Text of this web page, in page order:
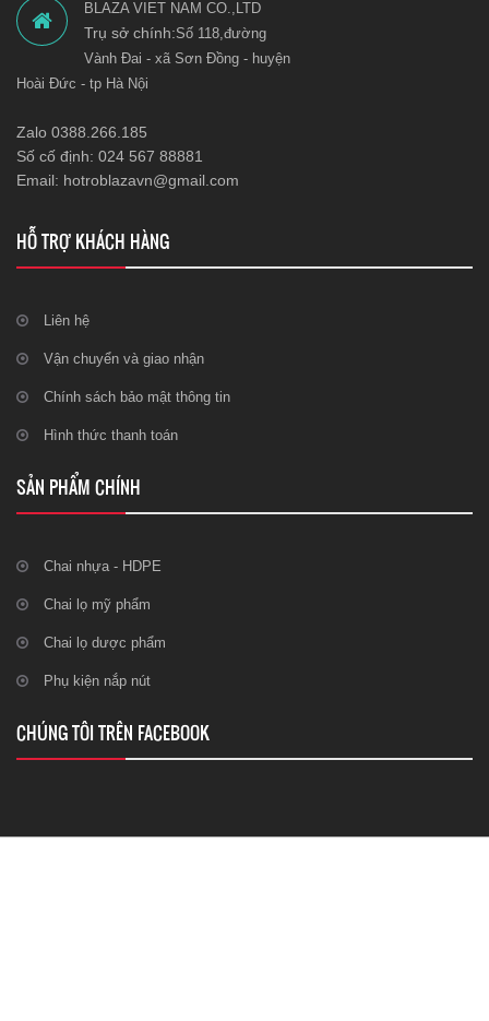
BLAZA VIET NAM CO.,LTD
Trụ sở chính:Số 118,đường
Vành Đai - xã Sơn Đồng - huyện
Hoài Đức - tp Hà Nội
Zalo 0388.266.185
Số cố định: 024 567 88881
Email: hotroblazavn@gmail.com
HỖ TRỢ KHÁCH HÀNG
Liên hệ
Vận chuyển và giao nhận
Chính sách bảo mật thông tin
Hình thức thanh toán
SẢN PHẨM CHÍNH
Chai nhựa - HDPE
Chai lọ mỹ phẩm
Chai lọ dược phẩm
Phụ kiện nắp nút
CHÚNG TÔI TRÊN FACEBOOK